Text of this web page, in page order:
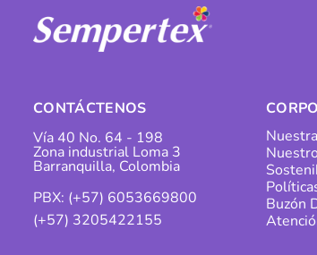
CONTÁCTENOS
Vía 40 No. 64 - 198
Zona industrial Loma 3
Barranquilla, Colombia
PBX: (+57) 6053669800
(+57) 3205422155
Buzón